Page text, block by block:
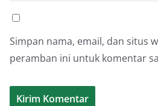
Simpan nama, email, dan situs
peramban ini untuk komentar